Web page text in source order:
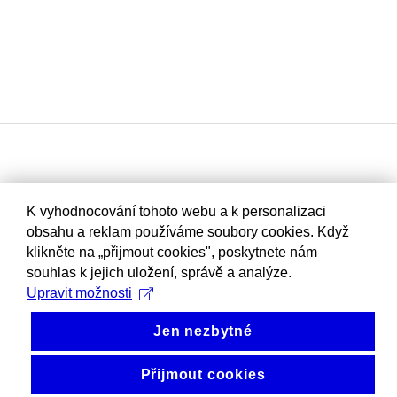
K vyhodnocování tohoto webu a k personalizaci
obsahu a reklam používáme soubory cookies. Když
klikněte na „přijmout cookies", poskytnete nám
souhlas k jejich uložení, správě a analýze.
Upravit možnosti
Jen nezbytné
Přijmout cookies